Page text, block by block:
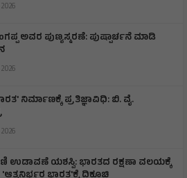
ಅವರ ಪುಣ್ಯಸ್ಮರಣೆ: ಪುಷ್ಪಾರ್ಚನೆ ಮಾಡಿ
ನಿರ್ಮಾಣಕ್ಕೆ ಪ್ರತಿಜ್ಞಾವಿಧಿ: ಬಿ. ವೈ.
ಉಡಾವಣೆ ಯಶಸ್ವಿ: ಭಾರತದ ರಕ್ಷಣಾ ವಲಯಕ್ಕೆ